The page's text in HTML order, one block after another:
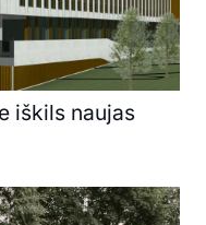
iškils naujas